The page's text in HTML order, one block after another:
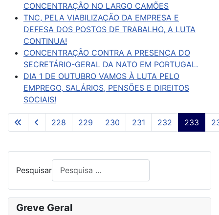
CONCENTRAÇÃO NO LARGO CAMÕES
TNC, PELA VIABILIZAÇÃO DA EMPRESA E
DEFESA DOS POSTOS DE TRABALHO, A LUTA
CONTINUA!
CONCENTRAÇÃO CONTRA A PRESENÇA DO
SECRETÁRIO-GERAL DA NATO EM PORTUGAL.
DIA 1 DE OUTUBRO VAMOS À LUTA PELO
EMPREGO, SALÁRIOS, PENSÕES E DIREITOS
SOCIAIS!
Pág. 233 de 261
228 229 230 231 232 233
Pesquisar
Greve Geral